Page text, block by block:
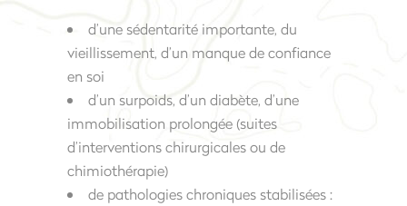
d’une sédentarité importante, du
vieillissement, d’un manque de confiance
en soi
d’un surpoids, d’un diabète, d’une
immobilisation prolongée (suites
d’interventions chirurgicales ou de
chimiothérapie)
de pathologies chroniques stabilisées :